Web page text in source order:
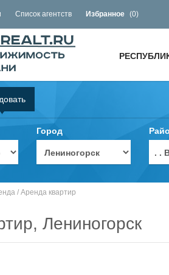
Список агентств Избранное (0)
Город
. .
/ Аренда квартир
Лениногорск